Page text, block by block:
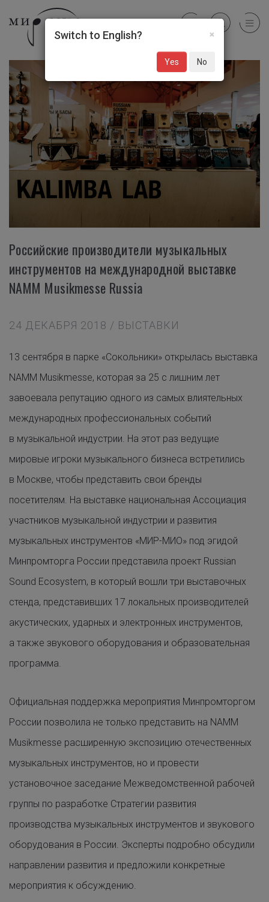
Российские производители музыкальных
инструментов на международной выставке
NAMM Musikmesse Russia
24 ДЕКАБРЯ 2018 / ВЫСТАВКИ
13 сентября в парке «Сокольники» открылась выставка
NAMM Musikmesse, которая за 25 с лишним лет
завоевала репутацию одного из самых влиятельных
международных профессиональных событий
в музыкальной индустрии. На этот раз ведущие
мировые игроки музыкального бизнеса встретились
в Москве, чтобы представить свои бренды
посетителям. На выставке национальная Ассоциация
участников музыкальной индустрии и развития
музыкальных инструментов «МИР-МИО» под эгидой
Минпромторга России представила проект Russian
Sound Ecosystem, в который вошли три выставочных
стенда, представивших 17 локальных производителей
акустических, ударных и электронных инструментов,
а также звукового оборудования и образовательная
программа.
Официальная поддержка мероприятия Минпромторгом
России позволила не только представить на NAMM
Musikmesse расширенную экспозицию отечественных
музыкальных инструментов, но и провести
установочное заседание Межведомственной рабочей
группы по разработке Стратегии развития
производства музыкальных инструментов и звукового
оборудования в России. Эксперты подробно обсудили
направлении развития и предложили конкретные
мероприятия к обсуждению.
×
Switch to English?
Yes No